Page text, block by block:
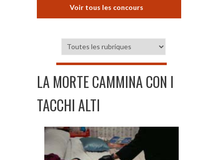
Voir tous les concours
LA MORTE CAMMINA CON I
TACCHI ALTI